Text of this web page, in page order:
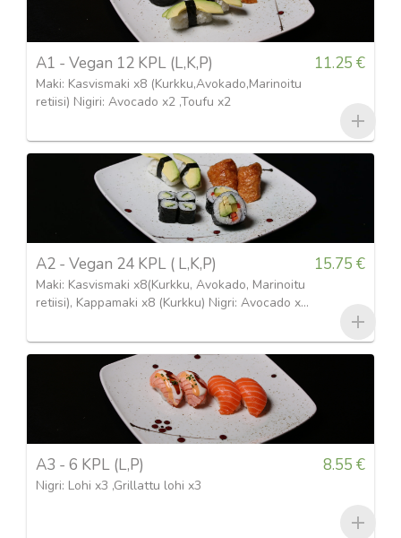
A1 - Vegan 12 KPL (L,K,P)
Maki: Kasvismaki x8 (Kurkku,Avokado,Marinoitu
retiisi) Nigiri: Avocado x2 ,Toufu x2
11.25 €
A2 - Vegan 24 KPL ( L,K,P)
Maki: Kasvismaki x8(Kurkku, Avokado, Marinoitu
retiisi), Kappamaki x8 (Kurkku) Nigri: Avocado x4,
15.75 €
A3 - 6 KPL (L,P)
Nigri: Lohi x3 ,Grillattu lohi x3
8.55 €